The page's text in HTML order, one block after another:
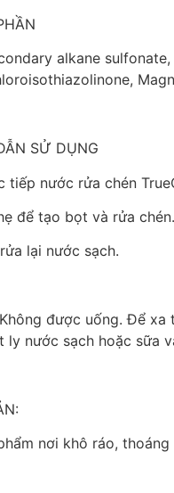
alkane
SỬ DỤNG
tiếp nước rửa chén
để tạo bọt và rửa chén.
lại nước sạch.
được uống. Để xa
ly nước sạch hoặc sữa
nơi khô ráo,